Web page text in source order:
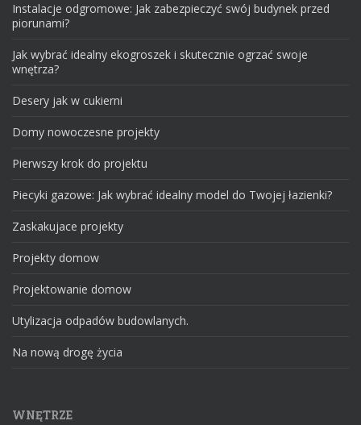
Instalacje odgromowe: Jak zabezpieczyć swój budynek przed
piorunami?
Jak wybrać idealny ekogroszek i skutecznie ogrzać swoje
wnętrza?
Desery jak w cukierni
Domy nowoczesne projekty
Pierwszy krok do projektu
Piecyki gazowe: Jak wybrać idealny model do Twojej łazienki?
Zaskakujace projekty
Projekty domow
Projektowanie domow
Utylizacja odpadów budowlanych.
Na nową drogę życia
WNĘTRZE